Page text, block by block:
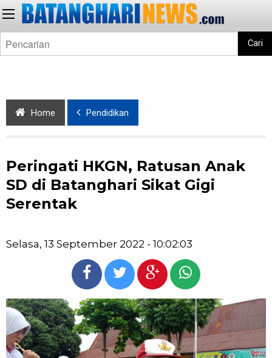
Cari
Home Pendidikan
Peringati HKGN, Ratusan Anak
SD di Batanghari Sikat Gigi
Serentak
Selasa, 13 September 2022 - 10:02:03